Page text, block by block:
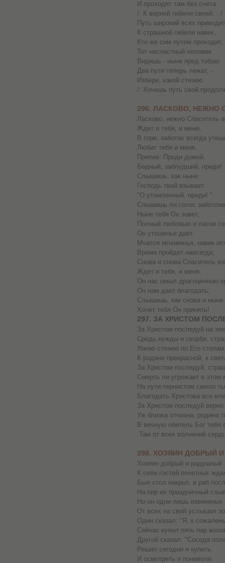
И проходят там без счета
/: К верной гибели своей. : /
Путь широкий всех приводит
К страшной гибели навек,
Кто же сим путем проходит,
Тот несчастный человек.
Видишь - ныне пред тобою
Два пути теперь лежат, -
Избери, какой стезею
/: Хочешь путь свой
296. ЛАСКОВО, НЕЖНО
Ласково, нежно Спаситель
Ждет и тебя, и меня,
В горе, заботах всегда
Любит тебя и меня.
Припев: Приди домой,
Бедный, заблудший, приди!
Слышишь, как ныне
Господь твой взывает:
"О утомленный, приди! "
Слышишь ли голос
Ныне тебя Он зовет;
Полный любовью и ласки
Он утешенье дает.
Мчатся мгновенья, навек
Время пройдет навсегда;
Снова и снова Спаситель
Ждет и тебя, и меня.
Он нас омыл драгоценною
Он нам дает благодать;
Слышишь, как снова и
Хочет тебя Он принять!
297. ЗА ХРИСТОМ
За Христом последуй на
Средь нужды и скорби,
Узкою стезею по Его
К родине прекрасной, к
За Христом последуй,
Смерть ли угрожает в этом
На пути тернистом смело
Благодать Христова все
За Христом последуй верно
Уж близка отчизна, родина
В вечную обитель Бог тебя
Там от всех волнений
298. ХОЗЯИН ДОБРЫЙ
Хозяин добрый и радушный
К себе гостей почетных
Был стол накрыт, и раб
На пир их праздничный
Но он одни лишь извиненья
От всех на свой услышал
Один сказал: "Я, к
Сейчас купил пять пар
Другой сказал: "Соседа
Решил сегодня я купить.
И осмотреть я поневоле